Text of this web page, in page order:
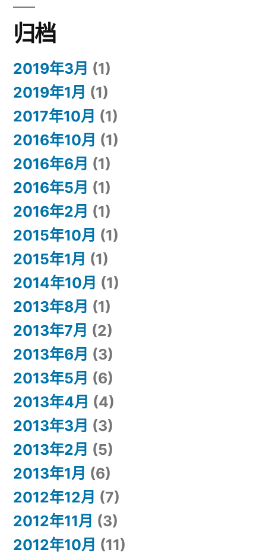
归档
2019年3月 (1)
2019年1月 (1)
2017年10月 (1)
2016年10月 (1)
2016年6月 (1)
2016年5月 (1)
2016年2月 (1)
2015年10月 (1)
2015年1月 (1)
2014年10月 (1)
2013年8月 (1)
2013年7月 (2)
2013年6月 (3)
2013年5月 (6)
2013年4月 (4)
2013年3月 (3)
2013年2月 (5)
2013年1月 (6)
2012年12月 (7)
2012年11月 (3)
2012年10月 (11)